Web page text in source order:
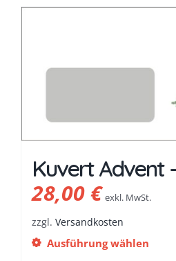
Kuvert Advent
28,00€ exkl. MwSt.
zzgl. Versandkosten
Ausführung wählen